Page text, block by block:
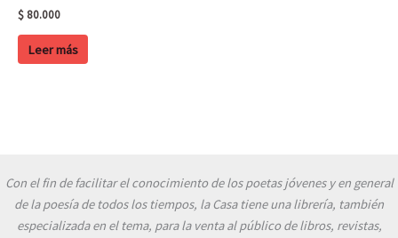
$ 80.000
Leer más
Con el fin de facilitar el conocimiento de los poetas jóvenes y en general
de la poesía de todos los tiempos, la Casa tiene una librería, también
especializada en el tema, para la venta al público de libros, revistas,